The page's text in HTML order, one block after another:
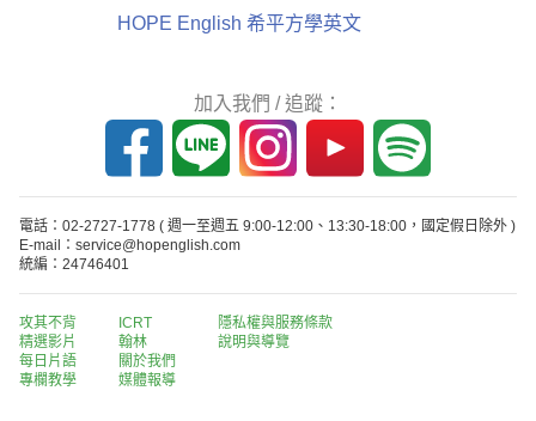
HOPE English 希平方學英文
加入我們 / 追蹤：
電話：02-2727-1778 ( 週一至週五 9:00-12:00、13:30-18:00，國定假日除外 )
E-mail：service@hopenglish.com
統編：24746401
攻其不背
精選影片
每日片語
專欄教學
ICRT
翰林
關於我們
媒體報導
隱私權與服務條款
說明與導覽